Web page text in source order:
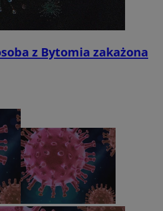
z Bytomia zakażona